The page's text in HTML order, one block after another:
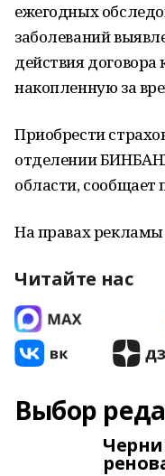
ежегодных
заболеваний
действия
накопленную за
Приобрести
отделении
области, сообщает
На правах рекламы
Читайте нас
Выбор